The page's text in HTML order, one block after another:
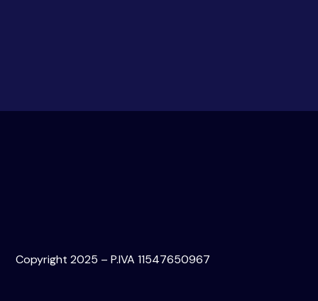
Copyright 2025 – P.IVA 11547650967